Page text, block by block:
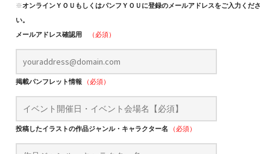
※オンラインＹＯＵもしくはパンフＹＯＵに登録のメールアドレスをご入力くださ
い。
メールアドレス確認用
（必須）
掲載パンフレット情報 （必須）
投稿したイラストの作品ジャンル・キャラクター名 （必須）